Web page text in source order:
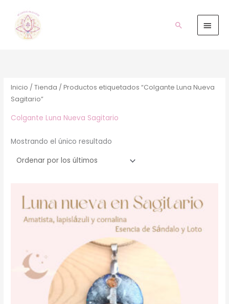
contenido
Buscar
Inicio /Tienda / Productos etiquetados “Colgante Luna Nueva
Sagitario”
Colgante Luna Nueva Sagitario
Mostrando el único resultado